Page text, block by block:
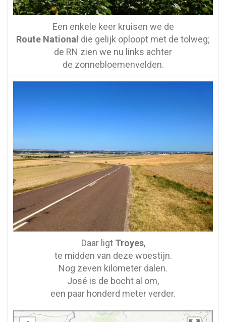
Een enkele keer kruisen we de
Route National die gelijk oploopt met de tolweg;
de RN zien we nu links achter
de zonnebloemenvelden.
Daar ligt Troyes,
te midden van deze woestijn.
Nog zeven kilometer dalen.
José is de bocht al om,
een paar honderd meter verder.